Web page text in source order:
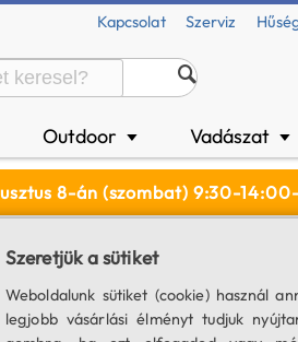
Kapcsolat Szerviz
Outdoor ▼ Vadászat ▼
8-án (szombat) 9:30-
az üzemeltető
Szeretjük a sütiket
Weboldalunk sütiket (cookie) használ
legjobb vásárlási élményt tudjuk